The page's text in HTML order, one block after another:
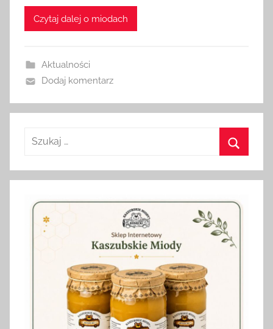
Czytaj dalej o miodach
Aktualności
Dodaj komentarz
Szukaj: